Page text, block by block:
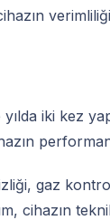
yılda iki kez
gaz
cihazın